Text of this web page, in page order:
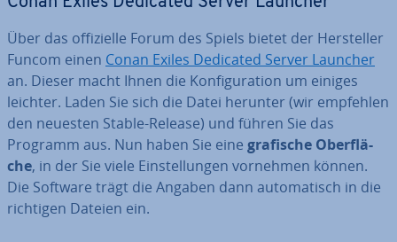
Über das of­fi­zi­el­le Forum des Spiels bietet der Her­stel­ler
Funcom einen Conan Exiles Dedicated Server Launcher
an. Dieser macht Ihnen die Kon­fi­gu­ra­ti­on um einiges
leichter. Laden Sie sich die Datei herunter (wir empfehlen
den neuesten Stable-Release) und führen Sie das
Programm aus. Nun haben Sie eine grafische Ober­flä­
che, in der Sie viele Ein­stel­lun­gen vornehmen können.
Die Software trägt die Angaben dann au­to­ma­tisch in die
richtigen Dateien ein.